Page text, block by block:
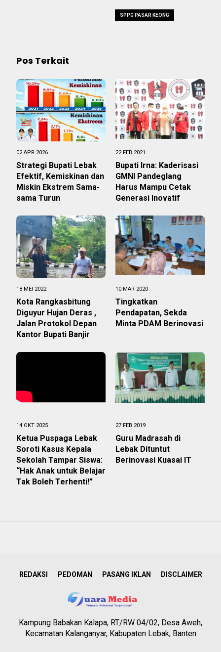
SPPG PASAR KEONG
Pos Terkait
02 APR 2026
Strategi Bupati Lebak
Efektif, Kemiskinan dan
Miskin Ekstrem Sama-
sama Turun
22 FEB 2021
Bupati Irna: Kaderisasi
GMNI Pandeglang
Harus Mampu Cetak
Generasi Inovatif
18 MEI 2022
Kota Rangkasbitung
Diguyur Hujan Deras ,
Jalan Protokol Depan
Kantor Bupati Banjir
10 MAR 2020
Tingkatkan
Pendapatan, Sekda
Minta PDAM Berinovasi
14 OKT 2025
Ketua Puspaga Lebak
Soroti Kasus Kepala
Sekolah Tampar Siswa:
“Hak Anak untuk Belajar
Tak Boleh Terhenti!”
27 FEB 2019
Guru Madrasah di
Lebak Dituntut
Berinovasi Kuasai IT
REDAKSI PEDOMAN PASANG IKLAN DISCLAIMER
Kampung Babakan Kalapa, RT/RW 04/02, Desa Aweh,
Kecamatan Kalanganyar, Kabupaten Lebak, Banten